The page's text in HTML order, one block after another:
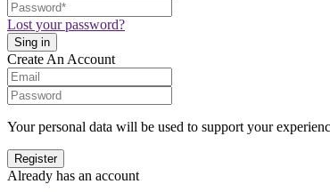
Lost your password?
Create An Account
Your personal data will be used to support your
Already has an account